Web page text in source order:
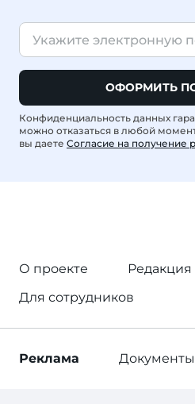
ОФОРМИТЬ
Конфиденциальность данных
можно отказаться в любой
вы даете Согласие на получение
О проекте
Редакция
Для сотрудников
Реклама Документы